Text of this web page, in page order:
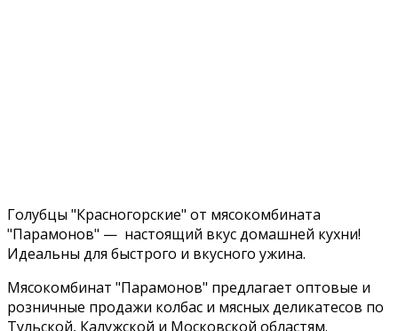
Голубцы "Красногорские" от мясокомбината
"Парамонов" — настоящий вкус домашней кухни!
Идеальны для быстрого и вкусного ужина.
Мясокомбинат "Парамонов" предлагает оптовые и
розничные продажи колбас и мясных деликатесов по
Тульской, Калужской и Московской областям.